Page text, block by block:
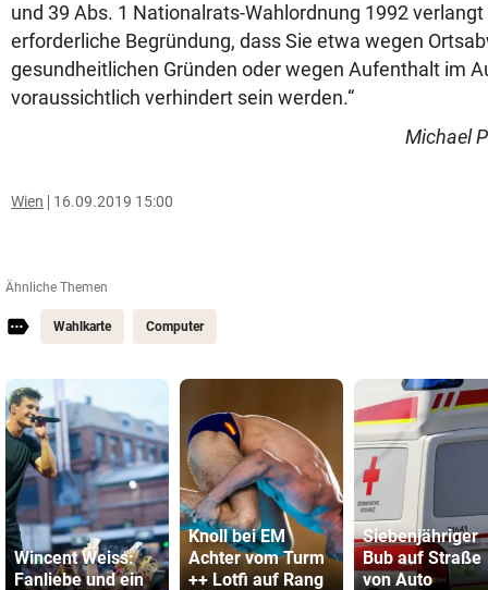
und 39 Abs. 1 Nationalrats-Wahlordnung 1992
erforderliche Begründung, dass Sie etwa wegen
gesundheitlichen Gründen oder wegen Aufenthalt im
voraussichtlich verhindert sein werden.“
Michael
Wien 16.09.2019 15:00
Ähnliche Themen
Wahlkarte Computer
Wincent Weiss:
Fanliebe und ein
Knoll bei EM
Achter vom Turm
++ Lotfi auf Rang
Siebenjähriger
Bub auf Straße
von Auto